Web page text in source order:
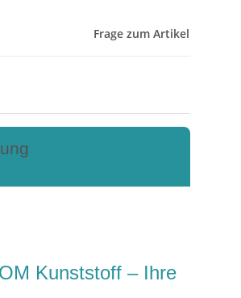
Frage zum Artikel
Kunststoff – Ihre